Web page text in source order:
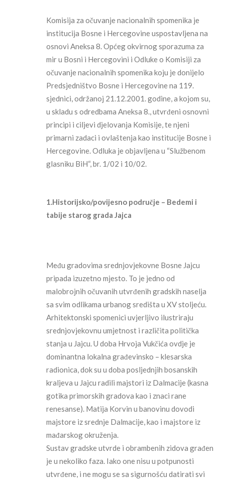
Komisija za očuvanje nacionalnih spomenika je
institucija Bosne i Hercegovine uspostavljena na
osnovi Aneksa 8. Općeg okvirnog sporazuma za
mir u Bosni i Hercegovini i Odluke o Komisiji za
očuvanje nacionalnih spomenika koju je donijelo
Predsjedništvo Bosne i Hercegovine na 119.
sjednici, održanoj 21.12.2001. godine, a kojom su,
u skladu s odredbama Aneksa 8., utvrđeni osnovni
principi i ciljevi djelovanja Komisije, te njeni
primarni zadaci i ovlaštenja kao institucije Bosne i
Hercegovine. Odluka je objavljena u “Službenom
glasniku BiH“, br. 1/02 i 10/02.
1.Historijsko/povijesno područje – Bedemi i
tabije starog grada Jajca
Među gradovima srednjovjekovne Bosne Jajcu
pripada izuzetno mjesto. To je jedno od
malobrojnih očuvanih utvrđenih gradskih naselja
sa svim odlikama urbanog središta u XV stoljeću.
Arhitektonski spomenici uvjerljivo ilustriraju
srednjovjekovnu umjetnost i različita politička
stanja u Jajcu. U doba Hrvoja Vukčića ovdje je
dominantna lokalna građevinsko – klesarska
radionica, dok su u doba posljednjih bosanskih
kraljeva u Jajcu radili majstori iz Dalmacije (kasna
gotika primorskih gradova kao i znaci rane
renesanse). Matija Korvin u banovinu dovodi
majstore iz srednje Dalmacije, kao i majstore iz
mađarskog okruženja.
Sustav gradske utvrde i obrambenih zidova građen
je u nekoliko faza. Iako one nisu u potpunosti
utvrđene, i ne mogu se sa sigurnošću datirati svi